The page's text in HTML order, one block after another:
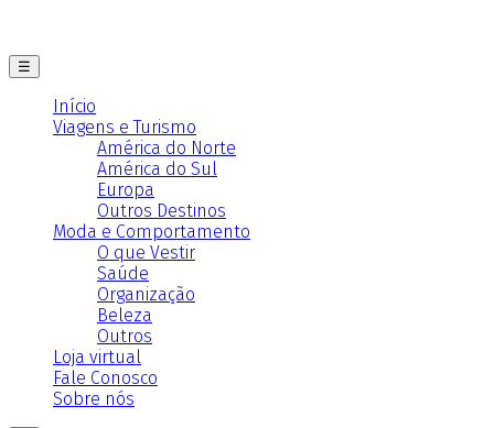
☰
Início
Viagens e Turismo
América do Norte
América do Sul
Europa
Outros Destinos
Moda e Comportamento
O que Vestir
Saúde
Organização
Beleza
Outros
Loja virtual
Fale Conosco
Sobre nós